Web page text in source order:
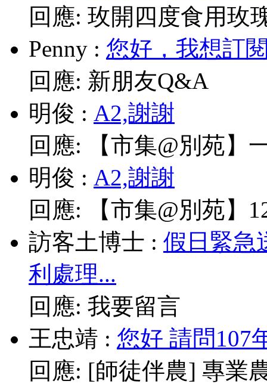
回應: 玫開四度食用玫
Penny : 您好，我想訂
回應: 新朋友Q&A
明俊 : A2,謝謝
回應:
【市集@別苑】
明俊 : A2,謝謝
回應:
【市集@別苑】
訪客土博士 : 假日緊急
利處理...
回應: 我要留言
王忠靖 : 您好 請問107
回應: [師徒伴農] 專業